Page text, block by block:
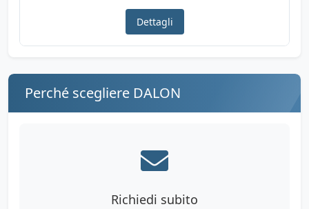
Dettagli
Perché scegliere DALON
Richiedi subito